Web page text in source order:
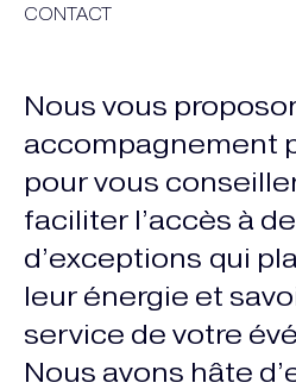
CONTACT
Nous vous
accompagnement
pour vous
faciliter l’accès à
d’exceptions qui
leur énergie et
service de votre
Nous avons hâte